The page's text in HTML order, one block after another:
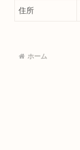
住所
ホーム